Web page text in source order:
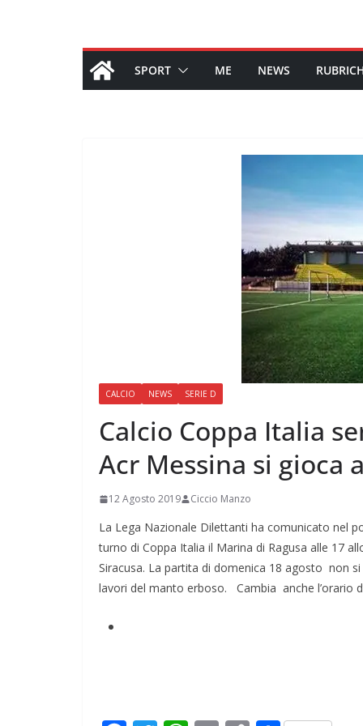
SPORT ME NEWS
CALCIO NEWS SERIE D
Calcio Coppa Italia
Acr Messina si gioca
12 Agosto 2019 Ciccio Manzo
La Lega Nazionale Dilettanti ha comunicato nel
turno di Coppa Italia il Marina di Ragusa alle 17
Siracusa. La partita di domenica 18 agosto non
lavori del manto erboso. Cambia anche l’orario